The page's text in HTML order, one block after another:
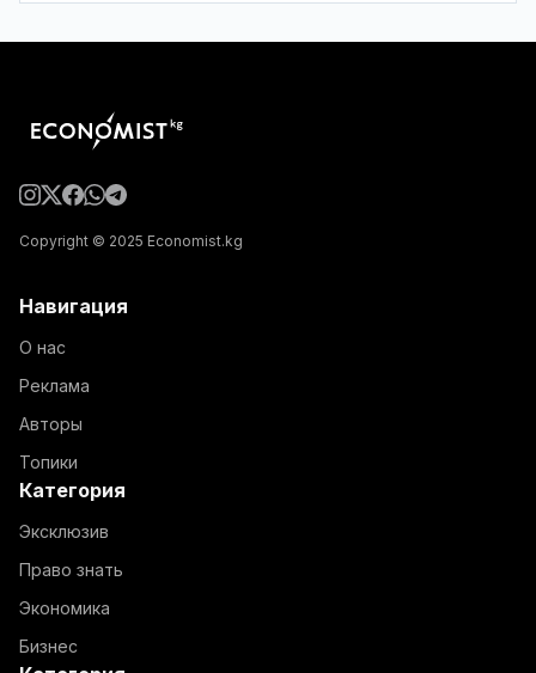
Copyright © 2025 Economist.kg
Навигация
О нас
Реклама
Авторы
Топики
Категория
Эксклюзив
Право знать
Экономика
Бизнес